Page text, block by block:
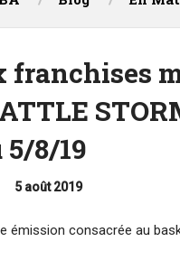
franchises
8/19
5 août 2019
émission consacrée au